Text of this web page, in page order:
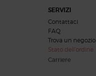
SERVIZI
Contattaci
FAQ
Trova un negozio
Stato dell’ordine
Carriere